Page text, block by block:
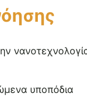
υποπόδια